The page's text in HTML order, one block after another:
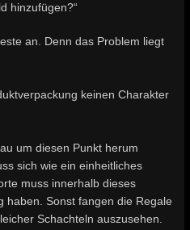
hinzufügen?“
an. Denn das Problem liegt
keinen Charakter
um diesen Punkt herum
sich wie ein einheitliches
muss innerhalb dieses
haben. Sonst fangen die Regale
Schachteln auszusehen.